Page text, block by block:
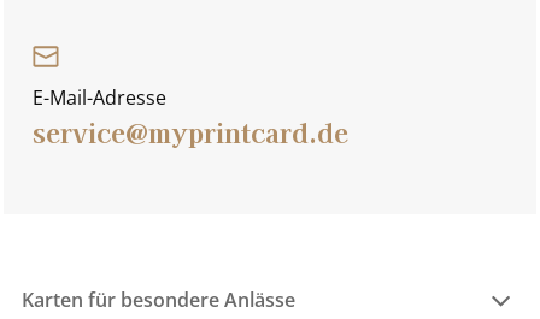
E-Mail-Adresse
service@myprintcard.de
Karten für besondere Anlässe